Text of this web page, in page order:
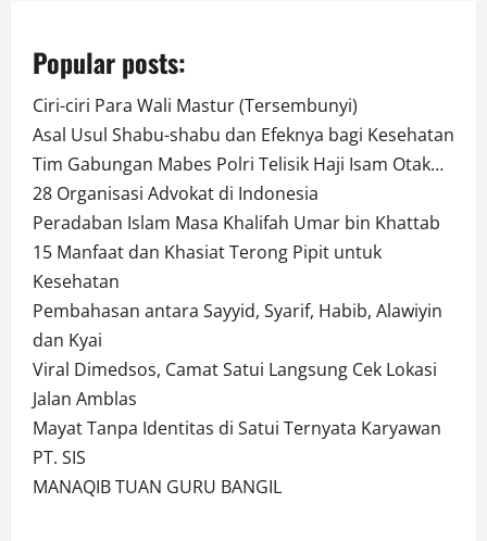
Popular posts:
Ciri-ciri Para Wali Mastur (Tersembunyi)
Asal Usul Shabu-shabu dan Efeknya bagi Kesehatan
Tim Gabungan Mabes Polri Telisik Haji Isam Otak…
28 Organisasi Advokat di Indonesia
Peradaban Islam Masa Khalifah Umar bin Khattab
15 Manfaat dan Khasiat Terong Pipit untuk
Kesehatan
Pembahasan antara Sayyid, Syarif, Habib, Alawiyin
dan Kyai
Viral Dimedsos, Camat Satui Langsung Cek Lokasi
Jalan Amblas
Mayat Tanpa Identitas di Satui Ternyata Karyawan
PT. SIS
MANAQIB TUAN GURU BANGIL